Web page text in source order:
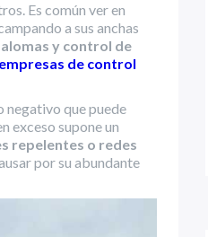
Es común ver en
a sus anchas
y control de
empresas de control
negativo que puede
exceso supone un
repelentes o redes
por su abundante